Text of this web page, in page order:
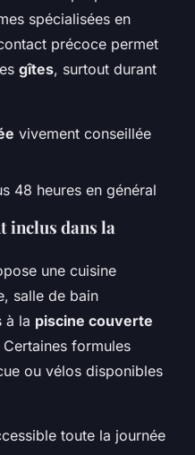
spécialisées en
précoce permet
gîtes, surtout durant
vivement conseillée
48 heures en général
inclus dans la
une cuisine
salle de bain
à la piscine couverte
formules
ou vélos disponibles
toute la journée